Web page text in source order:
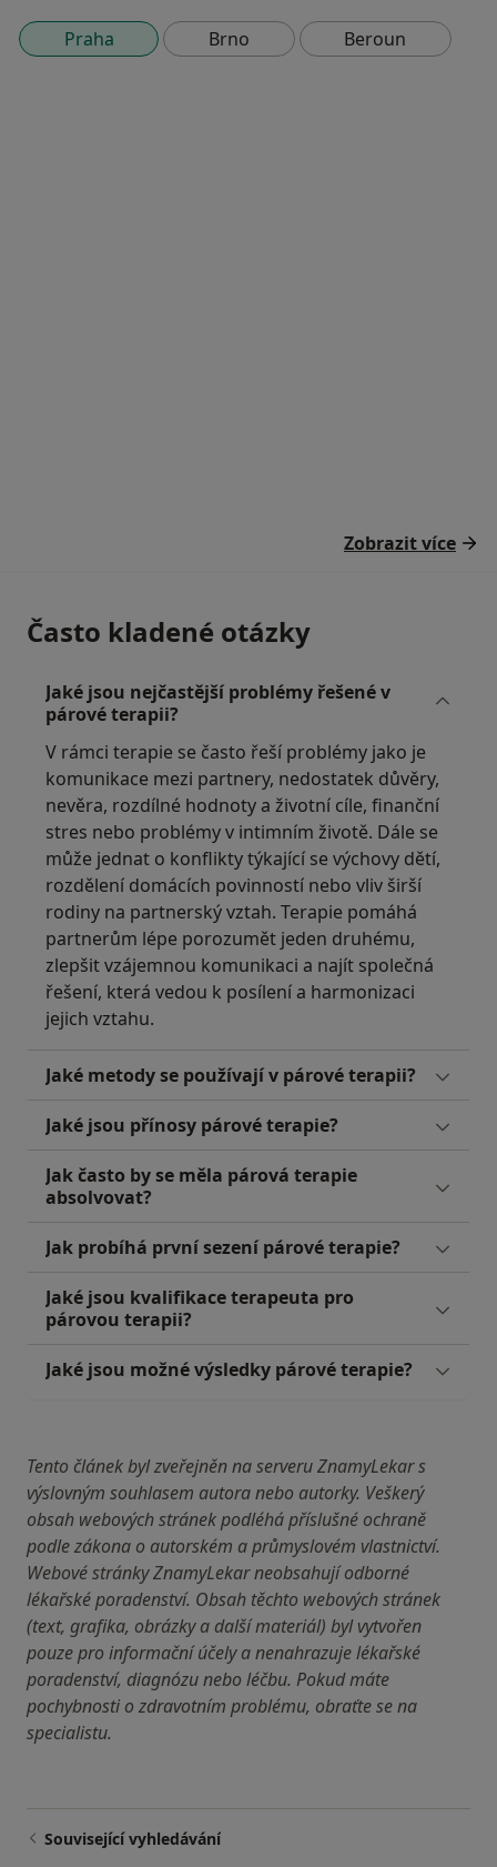
Praha Brno Beroun
Zobrazit více
Často kladené otázky
Jaké jsou nejčastější problémy řešené v
párové terapii?
V rámci terapie se často řeší problémy jako je
komunikace mezi partnery, nedostatek důvěry,
nevěra, rozdílné hodnoty a životní cíle, finanční
stres nebo problémy v intimním životě. Dále se
může jednat o konflikty týkající se výchovy dětí,
rozdělení domácích povinností nebo vliv širší
rodiny na partnerský vztah. Terapie pomáhá
partnerům lépe porozumět jeden druhému,
zlepšit vzájemnou komunikaci a najít společná
řešení, která vedou k posílení a harmonizaci
jejich vztahu.
Jaké metody se používají v párové terapii?
Jaké jsou přínosy párové terapie?
Jak často by se měla párová terapie
absolvovat?
Jak probíhá první sezení párové terapie?
Jaké jsou kvalifikace terapeuta pro
párovou terapii?
Jaké jsou možné výsledky párové terapie?
Tento článek byl zveřejněn na serveru ZnamyLekar s
výslovným souhlasem autora nebo autorky. Veškerý
obsah webových stránek podléhá příslušné ochraně
podle zákona o autorském a průmyslovém vlastnictví.
Webové stránky ZnamyLekar neobsahují odborné
lékařské poradenství. Obsah těchto webových stránek
(text, grafika, obrázky a další materiál) byl vytvořen
pouze pro informační účely a nenahrazuje lékařské
poradenství, diagnózu nebo léčbu. Pokud máte
pochybnosti o zdravotním problému, obraťte se na
specialistu.
Související vyhledávání